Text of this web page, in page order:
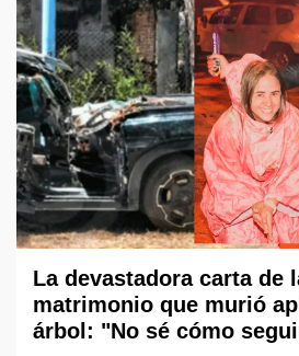
La devastadora carta de
matrimonio que murió
árbol: "No sé cómo